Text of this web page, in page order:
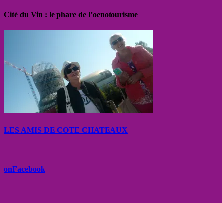
Cité du Vin : le phare de l’oenotourisme
LES AMIS DE COTE CHATEAUX
onFacebook